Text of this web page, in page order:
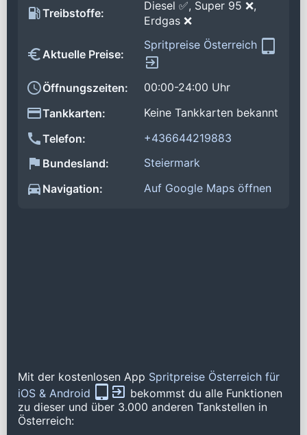
Treibstoffe:
Diesel ✅, Super 95 ❌,
Erdgas ❌
Aktuelle Preise:
Spritpreise Österreich
Öffnungszeiten:
00:00-24:00 Uhr
Tankkarten:
Keine Tankkarten bekannt
Telefon:
+436644219883
Bundesland:
Steiermark
Navigation:
Auf Google Maps öffnen
Mit der kostenlosen App Spritpreise Österreich für
iOS & Android
bekommst du alle Funktionen
zu dieser und über 3.000 anderen Tankstellen in
Österreich: